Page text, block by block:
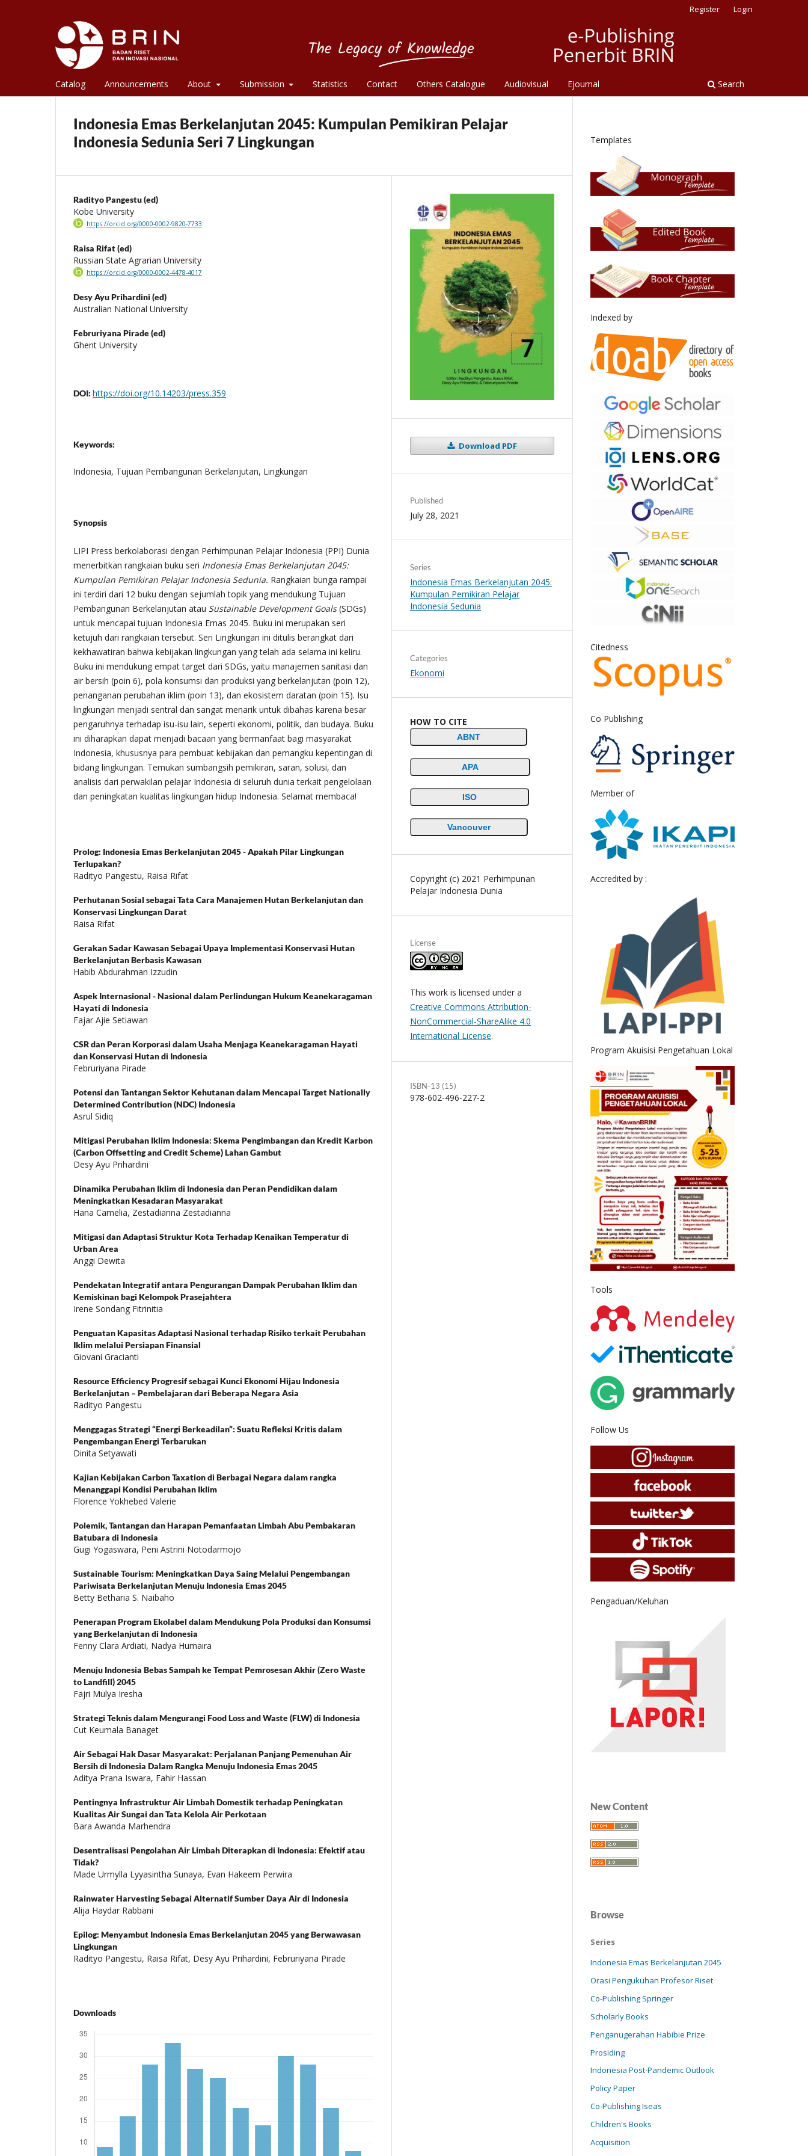
Catalog Announcements About Submission Statistics Contact Others Catalogue Audiovisual Ejournal Search
Register Login
Indonesia Emas Berkelanjutan 2045: Kumpulan Pemikiran Pelajar
Indonesia Sedunia Seri 7 Lingkungan
Radityo Pangestu (ed)
Kobe University
https://orcid.org/0000-0002-9820-7733
Raisa Rifat (ed)
Russian State Agrarian University
https://orcid.org/0000-0002-4478-4017
Desy Ayu Prihardini (ed)
Australian National University
Februriyana Pirade (ed)
Ghent University
DOI: https://doi.org/10.14203/press.359
Keywords:
Indonesia, Tujuan Pembangunan Berkelanjutan, Lingkungan
Synopsis
LIPI Press berkolaborasi dengan Perhimpunan Pelajar Indonesia (PPI) Dunia
menerbitkan rangkaian buku seri Indonesia Emas Berkelanjutan 2045:
Kumpulan Pemikiran Pelajar Indonesia Sedunia. Rangkaian bunga rampai
ini terdiri dari 12 buku dengan sejumlah topik yang mendukung Tujuan
Pembangunan Berkelanjutan atau Sustainable Development Goals(SDGs)
untuk mencapai tujuan Indonesia Emas 2045. Buku ini merupakan seri
ketujuh dari rangkaian tersebut. Seri Lingkungan ini ditulis berangkat dari
kekhawatiran bahwa kebijakan lingkungan yang telah ada selama ini keliru.
Buku ini mendukung empat target dari SDGs, yaitu manajemen sanitasi dan
air bersih (poin 6), pola konsumsi dan produksi yang berkelanjutan (poin 12),
penanganan perubahan iklim (poin 13), dan ekosistem daratan (poin 15). Isu
lingkungan menjadi sentral dan sangat menarik untuk dibahas karena besar
pengaruhnya terhadap isu-isu lain, seperti ekonomi, politik, dan budaya. Buku
ini diharapkan dapat menjadi bacaan yang bermanfaat bagi masyarakat
Indonesia, khususnya para pembuat kebijakan dan pemangku kepentingan di
bidang lingkungan. Temukan sumbangsih pemikiran, saran, solusi, dan
analisis dari perwakilan pelajar Indonesia di seluruh dunia terkait pengelolaan
dan peningkatan kualitas lingkungan hidup Indonesia. Selamat membaca!
Prolog: Indonesia Emas Berkelanjutan 2045 - Apakah Pilar Lingkungan
Terlupakan?
Radityo Pangestu, Raisa Rifat
Perhutanan Sosial sebagai Tata Cara Manajemen Hutan Berkelanjutan dan
Konservasi Lingkungan Darat
Raisa Rifat
Gerakan Sadar Kawasan Sebagai Upaya Implementasi Konservasi Hutan
Berkelanjutan Berbasis Kawasan
Habib Abdurahman Izzudin
Aspek Internasional - Nasional dalam Perlindungan Hukum Keanekaragaman
Hayati di Indonesia
Fajar Ajie Setiawan
CSR dan Peran Korporasi dalam Usaha Menjaga Keanekaragaman Hayati
dan Konservasi Hutan di Indonesia
Februriyana Pirade
Potensi dan Tantangan Sektor Kehutanan dalam Mencapai Target Nationally
Determined Contribution (NDC) Indonesia
Asrul Sidiq
Mitigasi Perubahan Iklim Indonesia: Skema Pengimbangan dan Kredit Karbon
(Carbon Offsetting and Credit Scheme) Lahan Gambut
Desy Ayu Prihardini
Dinamika Perubahan Iklim di Indonesia dan Peran Pendidikan dalam
Meningkatkan Kesadaran Masyarakat
Hana Camelia, Zestadianna Zestadianna
Mitigasi dan Adaptasi Struktur Kota Terhadap Kenaikan Temperatur di
Urban Area
Anggi Dewita
Pendekatan Integratif antara Pengurangan Dampak Perubahan Iklim dan
Kemiskinan bagi Kelompok Prasejahtera
Irene Sondang Fitrinitia
Penguatan Kapasitas Adaptasi Nasional terhadap Risiko terkait Perubahan
Iklim melalui Persiapan Finansial
Giovani Gracianti
Resource Efficiency Progresif sebagai Kunci Ekonomi Hijau Indonesia
Berkelanjutan – Pembelajaran dari Beberapa Negara Asia
Radityo Pangestu
Menggagas Strategi “Energi Berkeadilan”: Suatu Refleksi Kritis dalam
Pengembangan Energi Terbarukan
Dinita Setyawati
Kajian Kebijakan Carbon Taxation di Berbagai Negara dalam rangka
Menanggapi Kondisi Perubahan Iklim
Florence Yokhebed Valerie
Polemik, Tantangan dan Harapan Pemanfaatan Limbah Abu Pembakaran
Batubara di Indonesia
Gugi Yogaswara, Peni Astrini Notodarmojo
Sustainable Tourism: Meningkatkan Daya Saing Melalui Pengembangan
Pariwisata Berkelanjutan Menuju Indonesia Emas 2045
Betty Betharia S. Naibaho
Penerapan Program Ekolabel dalam Mendukung Pola Produksi dan Konsumsi
yang Berkelanjutan di Indonesia
Fenny Clara Ardiati, Nadya Humaira
Menuju Indonesia Bebas Sampah ke Tempat Pemrosesan Akhir (Zero Waste
to Landfill) 2045
Fajri Mulya Iresha
Strategi Teknis dalam Mengurangi Food Loss and Waste (FLW) di Indonesia
Cut Keumala Banaget
Air Sebagai Hak Dasar Masyarakat: Perjalanan Panjang Pemenuhan Air
Bersih di Indonesia Dalam Rangka Menuju Indonesia Emas 2045
Aditya Prana Iswara, Fahir Hassan
Pentingnya Infrastruktur Air Limbah Domestik terhadap Peningkatan
Kualitas Air Sungai dan Tata Kelola Air Perkotaan
Bara Awanda Marhendra
Desentralisasi Pengolahan Air Limbah Diterapkan di Indonesia: Efektif atau
Tidak?
Made Urmylla Lyyasintha Sunaya, Evan Hakeem Perwira
Rainwater Harvesting Sebagai Alternatif Sumber Daya Air di Indonesia
Alija Haydar Rabbani
Epilog: Menyambut Indonesia Emas Berkelanjutan 2045 yang Berwawasan
Lingkungan
Radityo Pangestu, Raisa Rifat, Desy Ayu Prihardini, Februriyana Pirade
Downloads
Download PDF
Published
July 28, 2021
Series
Indonesia Emas Berkelanjutan 2045:
Kumpulan Pemikiran Pelajar
Indonesia Sedunia
Categories
Ekonomi
HOW TO CITE
ABNT
APA
ISO
Vancouver
Copyright (c) 2021 Perhimpunan
Pelajar Indonesia Dunia
License
This work is licensed under a
Creative Commons Attribution-
NonCommercial-ShareAlike 4.0
International License.
ISBN-13 (15)
978-602-496-227-2
Templates
Indexed by
Citedness
Co Publishing
Member of
Accredited by :
Program Akuisisi Pengetahuan Lokal
Tools
Follow Us
Pengaduan/Keluhan
New Content
Browse
Series
Indonesia Emas Berkelanjutan 2045
Orasi Pengukuhan Profesor Riset
Co-Publishing Springer
Scholarly Books
Penganugerahan Habibie Prize
Prosiding
Indonesia Post-Pandemic Outlook
Policy Paper
Co-Publishing Iseas
Children's Books
Acquisition